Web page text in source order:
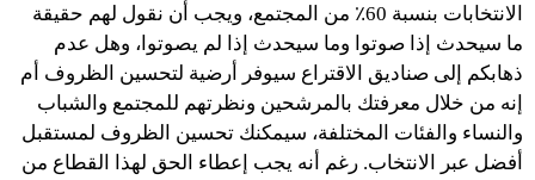
الانتخابات بنسبة 60٪ من المجتمع، ويجب أن نقول لهم حقيقة
ما سيحدث إذا صوتوا وما سيحدث إذا لم يصوتوا، وهل عدم
ذهابكم إلى صناديق الاقتراع سيوفر أرضية لتحسين الظروف أم
إنه من خلال معرفتك بالمرشحين ونظرتهم للمجتمع والشباب
والنساء والفئات المختلفة، سيمكنك تحسين الظروف لمستقبل
أفضل عبر الانتخاب. رغم أنه يجب إعطاء الحق لهذا القطاع من